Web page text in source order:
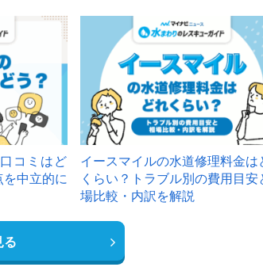
コミはど
を中立的に
イースマイルの水道修理料金は
くらい？トラブル別の費用目安
場比較・内訳を解説
る